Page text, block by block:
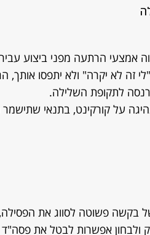
אמצעי הרתעה מפני ביצוע
לא יקרה" ולא יתפסו אותך,
לתקופת השלילה.
על קורקינט, בתנאי שתישמר
של בקשה פשוטה לסווג את
אפשרות לבטל את פסה"ד